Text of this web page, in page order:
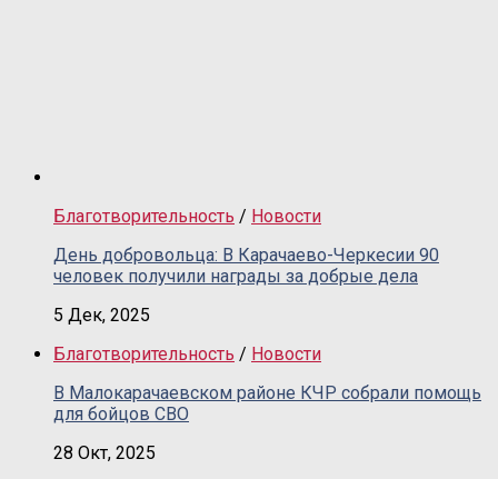
Благотворительность / Новости
День добровольца: В Карачаево-Черкесии 90
человек получили награды за добрые дела
5 Дек, 2025
Благотворительность / Новости
В Малокарачаевском районе КЧР собрали помощь
для бойцов СВО
28 Окт, 2025